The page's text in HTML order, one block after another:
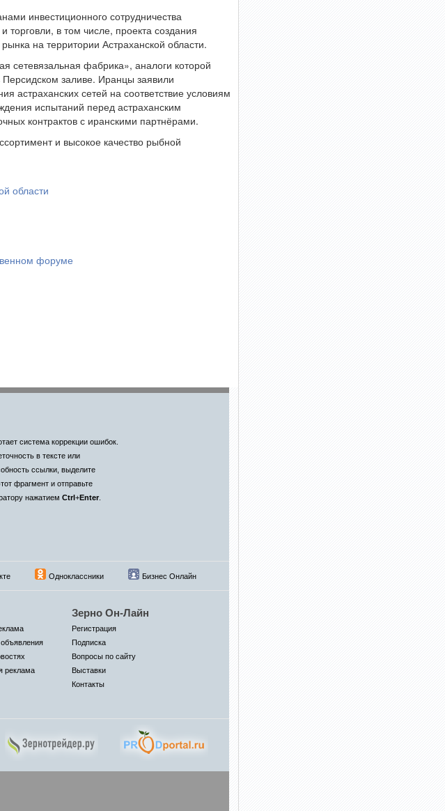
инвестиционного сотрудничества
торговли, в том числе, проекта создания
на территории Астраханской области.
сетевязальная фабрика», аналоги которой
заливе. Иранцы заявили
астраханских сетей на соответствие условиям
испытаний перед астраханским
контрактов с иранскими партнёрами.
и высокое качество рыбной
области
форуме
система коррекции ошибок.
в тексте или
ссылки, выделите
фрагмент и отправьте
нажатием Ctrl+Enter.
Одноклассники Бизнес Онлайн
реклама
Зерно Он-Лайн
Регистрация
Подписка
Вопросы по сайту
Выставки
Контакты